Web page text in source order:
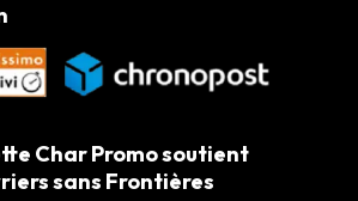
Char Promo soutient
sans Frontières